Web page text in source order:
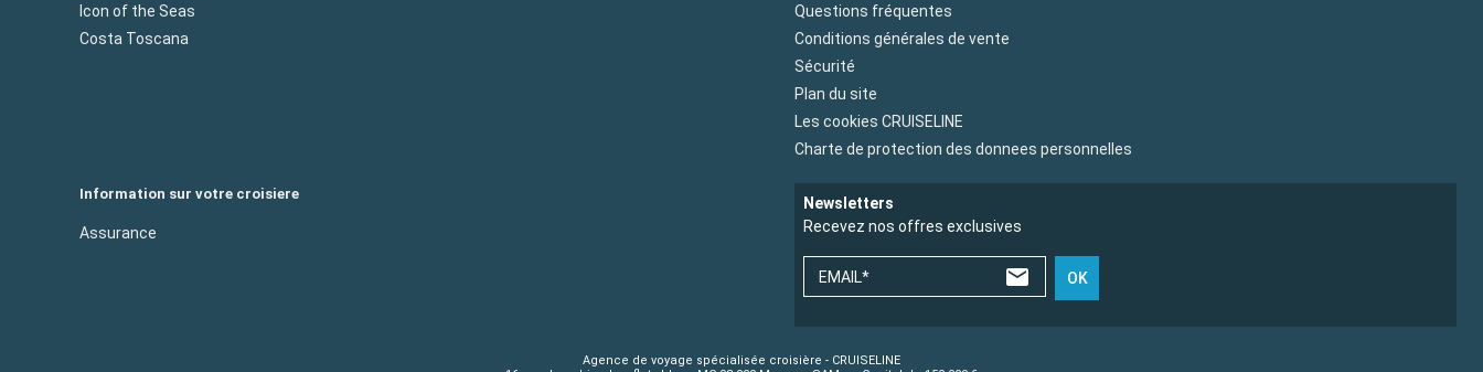
Icon of the Seas
Costa Toscana
Questions fréquentes
Conditions générales de vente
Sécurité
Plan du site
Les cookies CRUISELINE
Charte de protection des donnees personnelles
Information sur votre croisiere
Assurance
Newsletters
Recevez nos offres exclusives
EMAIL* OK
Agence de voyage spécialisée croisière - CRUISELINE